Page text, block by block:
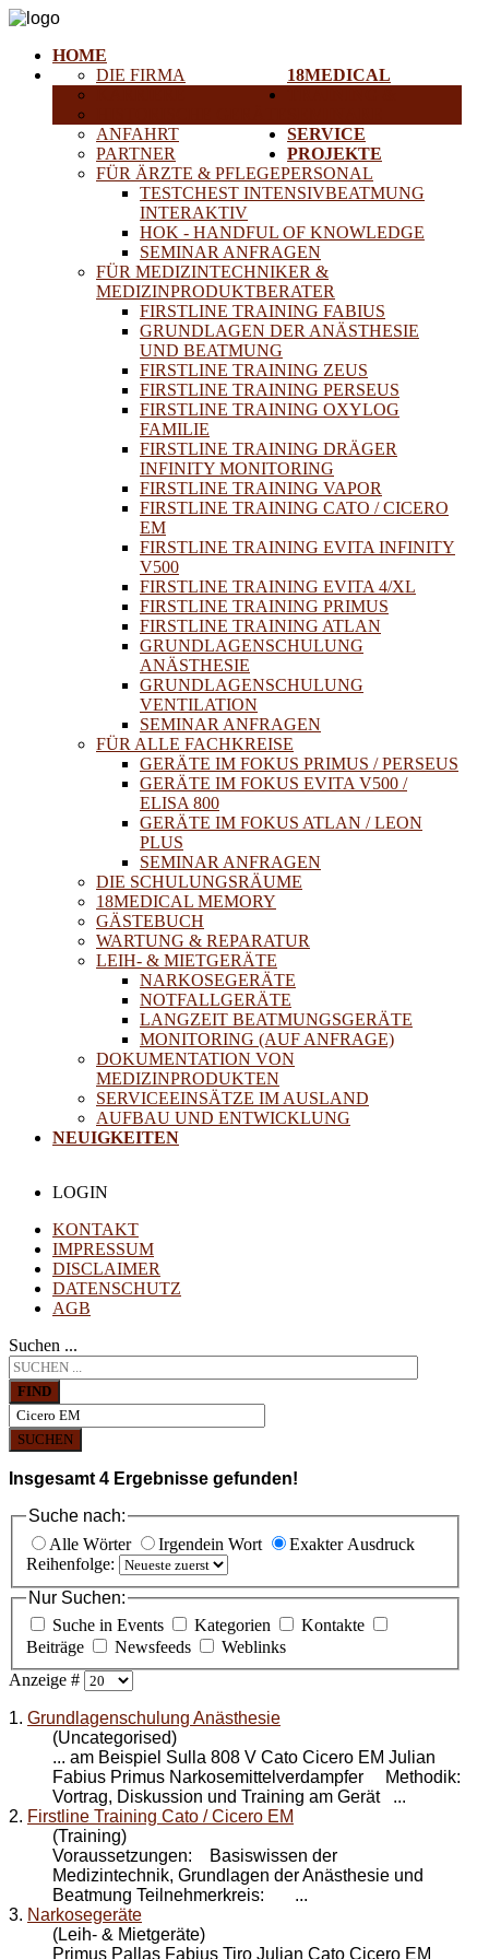
HOME
18MEDICAL
DIE FIRMA
ANFAHRT
PARTNER
FÜR ÄRZTE & PFLEGEPERSONAL
TESTCHEST INTENSIVBEATMUNG
INTERAKTIV
HOK - HANDFUL OF KNOWLEDGE
SEMINAR ANFRAGEN
FÜR MEDIZINTECHNIKER &
MEDIZINPRODUKTBERATER
FIRSTLINE TRAINING FABIUS
GRUNDLAGEN DER ANÄSTHESIE
UND BEATMUNG
FIRSTLINE TRAINING ZEUS
FIRSTLINE TRAINING PERSEUS
FIRSTLINE TRAINING OXYLOG
FAMILIE
FIRSTLINE TRAINING DRÄGER
INFINITY MONITORING
FIRSTLINE TRAINING VAPOR
FIRSTLINE TRAINING CATO / CICERO
EM
FIRSTLINE TRAINING EVITA INFINITY
V500
FIRSTLINE TRAINING EVITA 4/XL
FIRSTLINE TRAINING PRIMUS
FIRSTLINE TRAINING ATLAN
GRUNDLAGENSCHULUNG
ANÄSTHESIE
GRUNDLAGENSCHULUNG
VENTILATION
SEMINAR ANFRAGEN
FÜR ALLE FACHKREISE
GERÄTE IM FOKUS PRIMUS / PERSEUS
GERÄTE IM FOKUS EVITA V500 /
ELISA 800
GERÄTE IM FOKUS ATLAN / LEON
PLUS
SEMINAR ANFRAGEN
DIE SCHULUNGSRÄUME
18MEDICAL MEMORY
GÄSTEBUCH
SERVICE
WARTUNG & REPARATUR
LEIH- & MIETGERÄTE
NARKOSEGERÄTE
NOTFALLGERÄTE
LANGZEIT BEATMUNGSGERÄTE
MONITORING (AUF ANFRAGE)
DOKUMENTATION VON
MEDIZINPRODUKTEN
PROJEKTE
SERVICEEINSÄTZE IM AUSLAND
AUFBAU UND ENTWICKLUNG
NEUIGKEITEN
LOGIN
KONTAKT
IMPRESSUM
DISCLAIMER
DATENSCHUTZ
AGB
Suchen ...
FIND
SUCHEN
Insgesamt 4 Ergebnisse gefunden!
Suche nach:
Alle Wörter
Irgendein Wort
Exakter Ausdruck
Reihenfolge:
Nur Suchen:
Suche in Events
Kategorien
Kontakte
Beiträge
Newsfeeds
Weblinks
Anzeige #
1. Grundlagenschulung Anästhesie
(Uncategorised)
... am Beispiel Sulla 808 V Cato Cicero EM Julian
Fabius Primus Narkosemittelverdampfer Methodik:
Vortrag, Diskussion und Training am Gerät ...
2. Firstline Training Cato / Cicero EM
(Training)
Voraussetzungen: Basiswissen der
Medizintechnik, Grundlagen der Anästhesie und
Beatmung Teilnehmerkreis: ...
3. Narkosegeräte
(Leih- & Mietgeräte)
Primus Pallas Fabius Tiro Julian Cato Cicero EM